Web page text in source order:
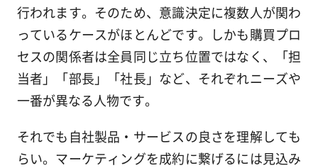
行われます。そのため、意識決定に複数人が関わ
っているケースがほとんどです。しかも購買プロ
セスの関係者は全員同じ立ち位置ではなく、「担
当者」「部長」「社長」など、それぞれニーズや
一番が異なる人物です。
それでも自社製品・サービスの良さを理解しても
らい。マーケティングを成約に繋げるには見込み